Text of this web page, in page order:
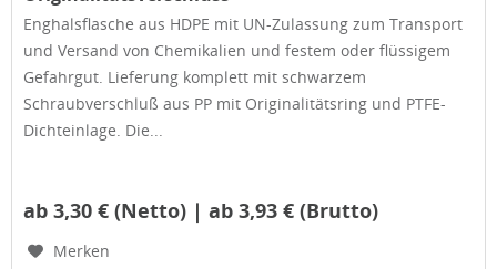
Enghalsflasche aus HDPE mit UN-Zulassung zum Transport
und Versand von Chemikalien und festem oder flüssigem
Gefahrgut. Lieferung komplett mit schwarzem
Schraubverschluß aus PP mit Originalitätsring und PTFE-
Dichteinlage. Die...
ab 3,30 € (Netto) | ab 3,93 € (Brutto)
Merken